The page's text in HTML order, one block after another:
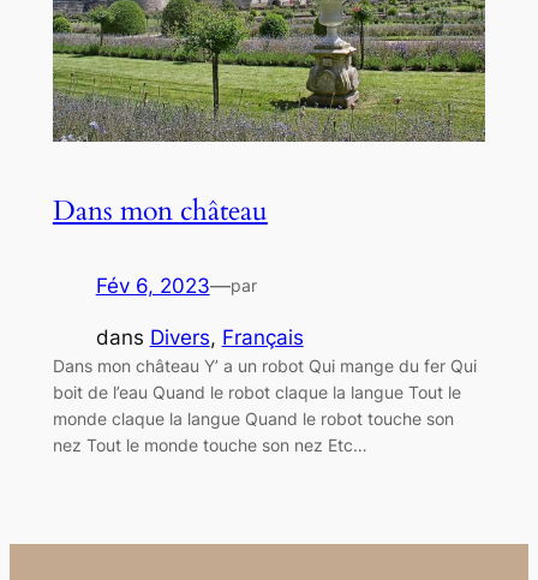
Dans mon château
Fév 6, 2023—par
dans Divers, Français
Dans mon château Y’ a un robot Qui mange du fer Qui
boit de l’eau Quand le robot claque la langue Tout le
monde claque la langue Quand le robot touche son
nez Tout le monde touche son nez Etc…